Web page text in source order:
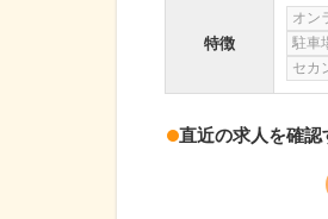
特徴
オン
駐車
セカ
直近の求人を確認